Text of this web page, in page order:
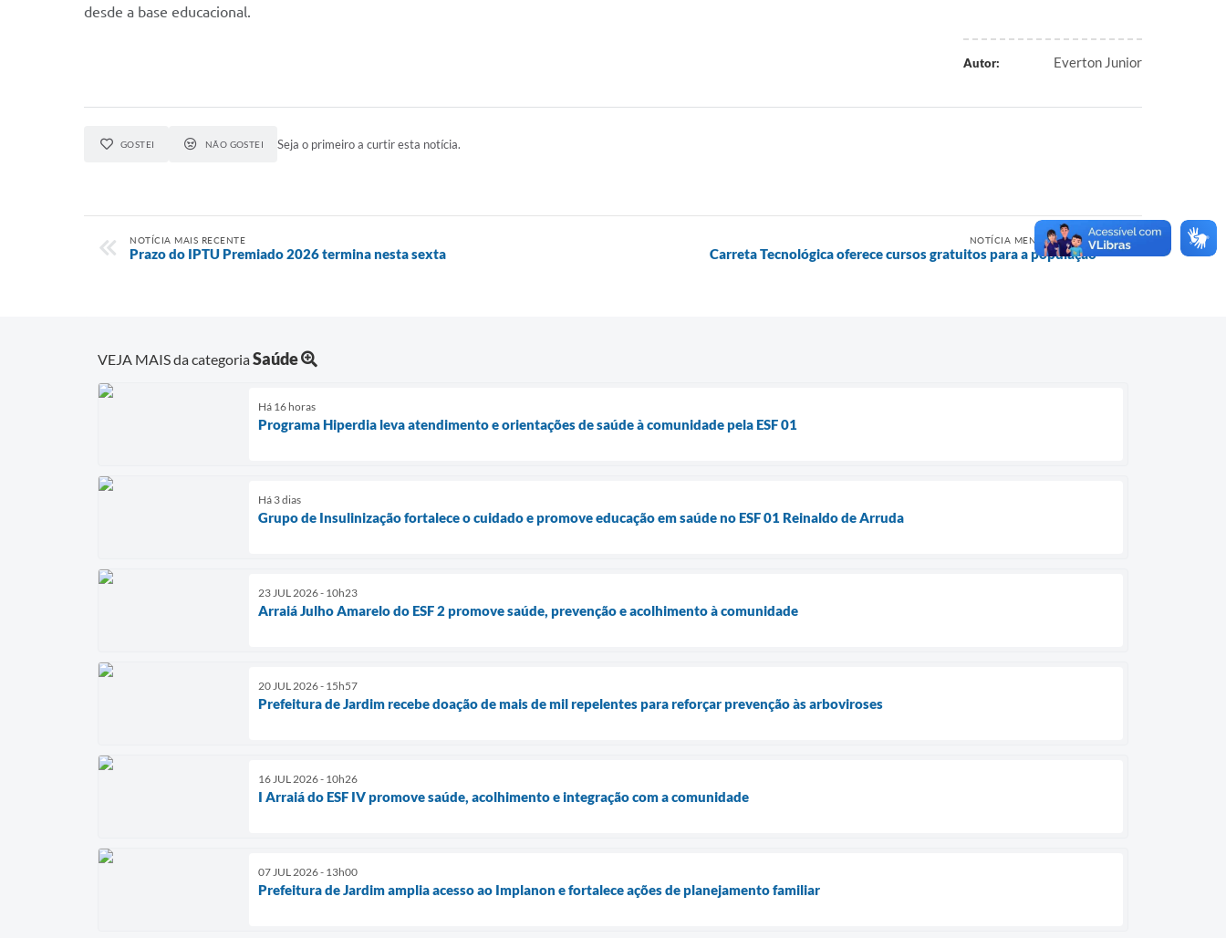
desde a base educacional.
Autor: Everton Junior
GOSTEI NÃO GOSTEI Seja o primeiro a curtir esta notícia.
NOTÍCIA MAIS RECENTE
Prazo do IPTU Premiado 2026 termina nesta sexta
NOTÍCIA MENOS RECENTE
Carreta Tecnológica oferece cursos gratuitos para a população
VEJA MAIS da categoriaSaúde
Há 16 horas
Programa Hiperdia leva atendimento e orientações de saúde à comunidade pela ESF 01
Há 3 dias
Grupo de Insulinização fortalece o cuidado e promove educação em saúde no ESF 01 Reinaldo de Arruda
23 JUL 2026 - 10h23
Arraiá Julho Amarelo do ESF 2 promove saúde, prevenção e acolhimento à comunidade
20 JUL 2026 - 15h57
Prefeitura de Jardim recebe doação de mais de mil repelentes para reforçar prevenção às arboviroses
16 JUL 2026 - 10h26
I Arraiá do ESF IV promove saúde, acolhimento e integração com a comunidade
07 JUL 2026 - 13h00
Prefeitura de Jardim amplia acesso ao Implanon e fortalece ações de planejamento familiar